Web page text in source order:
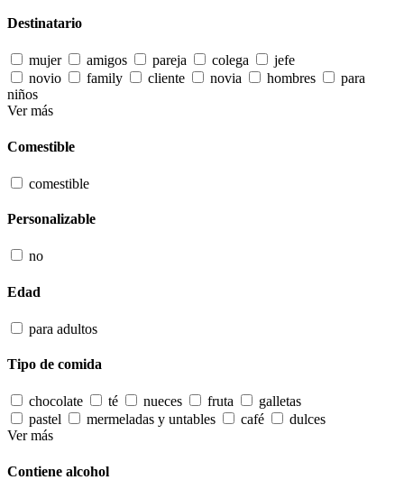
Destinatario
mujer amigos pareja colega
jefe
novio
family cliente novia hombres
para
niños
Ver más
Comestible
comestible
Personalizable
no
Edad
para adultos
Tipo de comida
chocolate té nueces fruta
galletas
pastel
mermeladas y untables café
dulces
Ver más
Contiene alcohol